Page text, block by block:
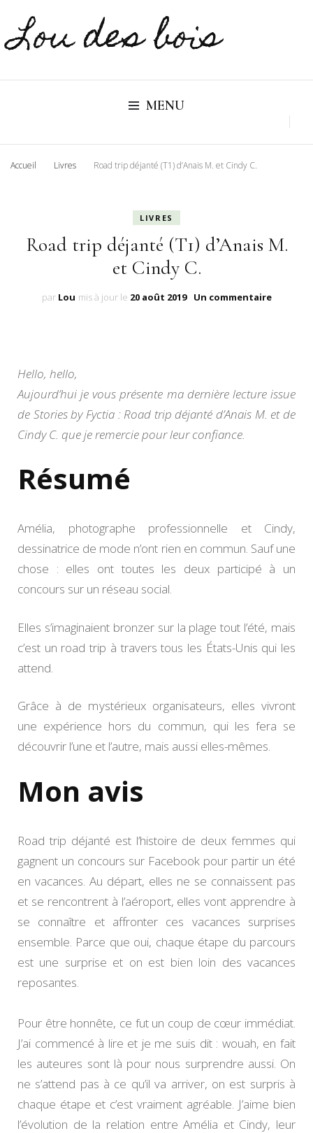
Lou des bois
MENU
Accueil Livres Road trip déjanté (T1) d’Anais M. et Cindy C.
LIVRES
Road trip déjanté (T1) d’Anais M.
et Cindy C.
par Lou mis à jour le 20 août 2019 Un commentairesur
et
Cindy
C.
Hello, hello,
Aujourd’hui je vous présente ma dernière lecture issue
de Stories by Fyctia : Road trip déjanté d’Anais M. et de
Cindy C. que je remercie pour leur confiance.
Résumé
Amélia, photographe professionnelle et Cindy,
dessinatrice de mode n’ont rien en commun. Sauf une
chose : elles ont toutes les deux participé à un
concours sur un réseau social.
Elles s’imaginaient bronzer sur la plage tout l’été, mais
c’est un road trip à travers tous les États-Unis qui les
attend.
Grâce à de mystérieux organisateurs, elles vivront
une expérience hors du commun, qui les fera se
découvrir l’une et l’autre, mais aussi elles-mêmes.
Mon avis
Road trip déjanté est l’histoire de deux femmes qui
gagnent un concours sur Facebook pour partir un été
en vacances. Au départ, elles ne se connaissent pas
et se rencontrent à l’aéroport, elles vont apprendre à
se connaître et affronter ces vacances surprises
ensemble. Parce que oui, chaque étape du parcours
est une surprise et on est bien loin des vacances
reposantes.
Pour être honnête, ce fut un coup de cœur immédiat.
J’ai commencé à lire et je me suis dit : wouah, en fait
les auteures sont là pour nous surprendre aussi. On
ne s’attend pas à ce qu’il va arriver, on est surpris à
chaque étape et c’est vraiment agréable. J’aime bien
l’évolution de la relation entre Amélia et Cindy, leur